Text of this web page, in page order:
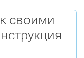
своими